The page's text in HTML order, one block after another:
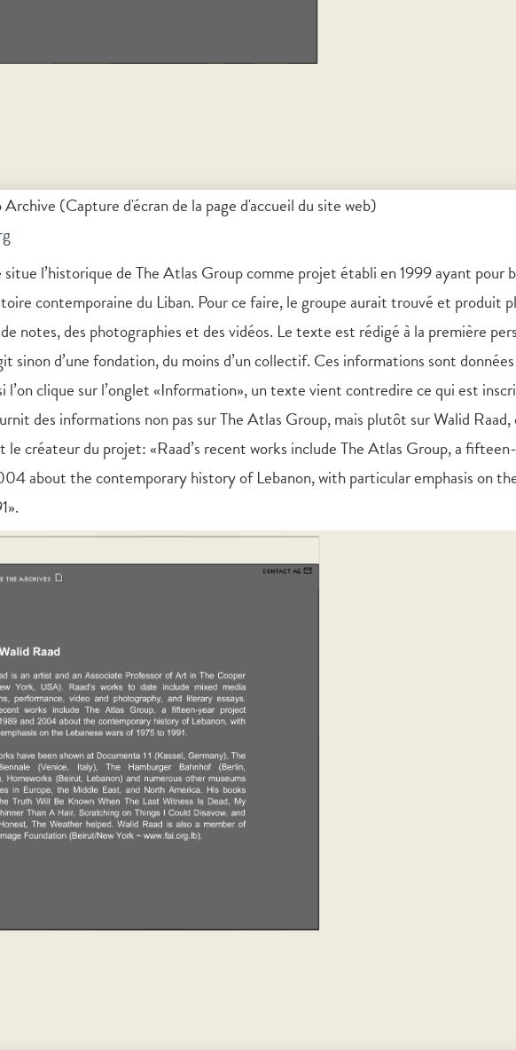
(Capture d'écran de la page d'accueil du site web)
l’historique de The Atlas Group comme projet établi en 1999 ayant pour
contemporaine du Liban. Pour ce faire, le groupe aurait trouvé et produit
notes, des photographies et des vidéos. Le texte est rédigé à la première
sinon d’une fondation, du moins d’un collectif. Ces informations sont
l’on clique sur l’onglet «Information», un texte vient contredire ce qui est
des informations non pas sur The Atlas Group, mais plutôt sur Walid Raad,
créateur du projet: «Raad’s recent works include The Atlas Group, a
about the contemporary history of Lebanon, with particular emphasis on